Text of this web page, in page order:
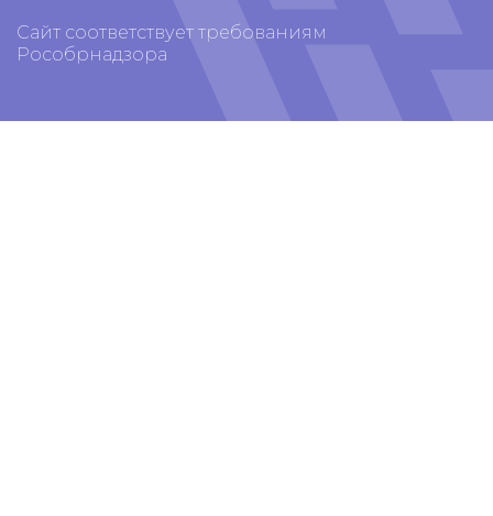
Сайт соответствует требованиям
Рособрнадзора